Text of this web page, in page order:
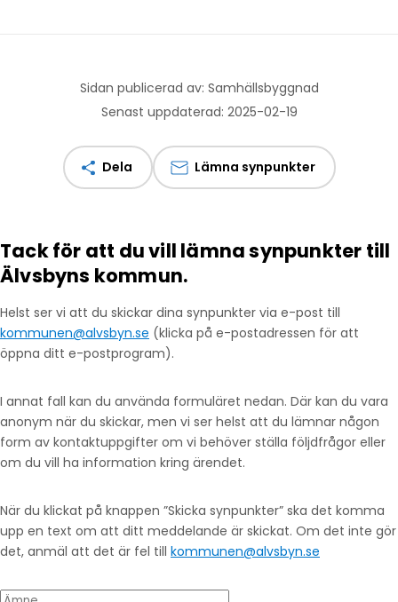
Sidan publicerad av: Samhällsbyggnad
Senast uppdaterad: 2025-02-19
Dela Lämna synpunkter
Tack för att du vill lämna synpunkter till
Älvsbyns kommun.
Helst ser vi att du skickar dina synpunkter via e-post till
kommunen@alvsbyn.se (klicka på e-postadressen för att
öppna ditt e-postprogram).
I annat fall kan du använda formuläret nedan. Där kan du vara
anonym när du skickar, men vi ser helst att du lämnar någon
form av kontaktuppgifter om vi behöver ställa följdfrågor eller
om du vill ha information kring ärendet.
När du klickat på knappen ”Skicka synpunkter” ska det komma
upp en text om att ditt meddelande är skickat. Om det inte gör
det, anmäl att det är fel till kommunen@alvsbyn.se
Ämne